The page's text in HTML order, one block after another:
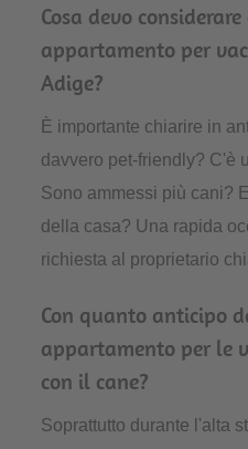
Cosa devo
appartamento per
Adige?
È importante chiarire in
davvero pet-friendly? C'è
Sono ammessi più cani?
della casa? Una rapida
richiesta al proprietario
Con quanto anticipo
appartamento per le
con il cane?
Soprattutto durante l'alta